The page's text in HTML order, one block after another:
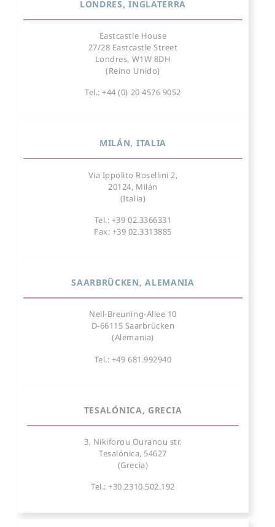
LONDRES, INGLATERRA
Eastcastle House
27/28 Eastcastle Street
Londres, W1W 8DH
(Reino Unido)
Tel.: +44 (0) 20 4576 9052
MILÁN, ITALIA
Via Ippolito Rosellini 2,
20124, Milán
(Italia)
Tel.: +39 02.3366331
Fax: +39 02.3313885
SAARBRÜCKEN, ALEMANIA
Nell-Breuning-Allee 10
D-66115 Saarbrücken
(Alemania)
Tel.: +49 681.992940
TESALÓNICA, GRECIA
3, Nikiforou Ouranou str.
Tesalónica, 54627
(Grecia)
Tel.: +30.2310.502.192